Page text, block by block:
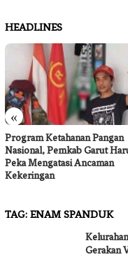
HEADLINES
«
Program Ketahanan Pangan
Nasional, Pemkab Garut
Peka Mengatasi Ancaman
Kekeringan
TAG: ENAM SPANDUK
Gerakan